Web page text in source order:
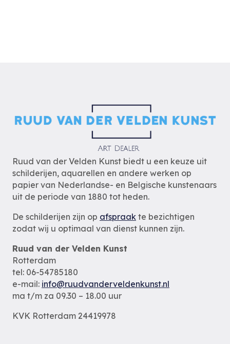
Ruud van der Velden Kunst biedt u een keuze uit
schilderijen, aquarellen en andere werken op
papier van Nederlandse- en Belgische kunstenaars
uit de periode van 1880 tot heden.
De schilderijen zijn op afspraak te bezichtigen
zodat wij u optimaal van dienst kunnen zijn.
Ruud van der Velden Kunst
Rotterdam
tel: 06-54785180
e-mail: info@ruudvanderveldenkunst.nl
ma t/m za 09.30 – 18.00 uur
KVK Rotterdam 24419978